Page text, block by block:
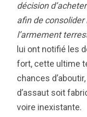
décision
afin de
l’armement
lui ont notifié les
fort, cette ultime
chances
d’assaut soit
voire inexistante.